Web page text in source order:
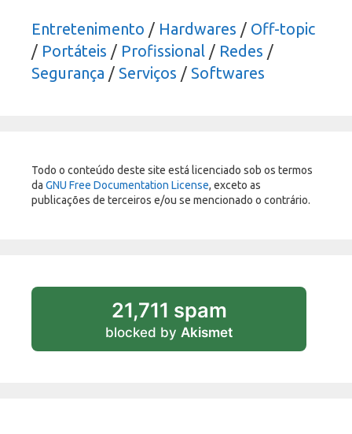
Entretenimento / Hardwares / Off-topic
/ Portáteis / Profissional / Redes /
Segurança / Serviços / Softwares
Todo o conteúdo deste site está licenciado sob os termos
da GNU Free Documentation License, exceto as
publicações de terceiros e/ou se mencionado o contrário.
21,711 spam
blocked by Akismet